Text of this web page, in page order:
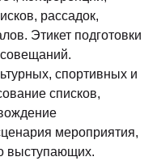
рассадок,
Этикет подготовки
спортивных и
списков,
мероприятия,
выступающих.